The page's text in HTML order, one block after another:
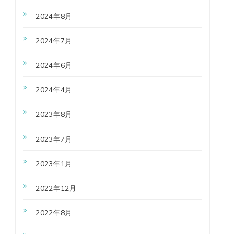
2024年8月
2024年7月
2024年6月
2024年4月
2023年8月
2023年7月
2023年1月
2022年12月
2022年8月